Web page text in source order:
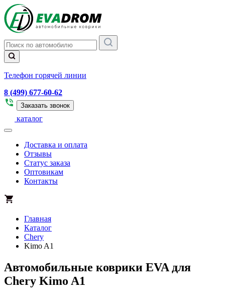
Телефон горячей линии
8 (499) 677-60-62
Заказать звонок
каталог
Доставка и оплата
Отзывы
Статус заказа
Оптовикам
Контакты
Главная
Каталог
Chery
Kimo A1
Автомобильные коврики EVA для
Chery Kimo A1